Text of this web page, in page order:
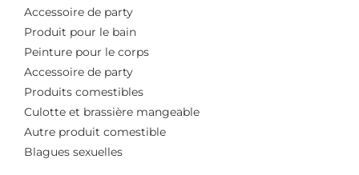
Accessoire de party
Produit pour le bain
Peinture pour le corps
Accessoire de party
Produits comestibles
Culotte et brassière mangeable
Autre produit comestible
Blagues sexuelles